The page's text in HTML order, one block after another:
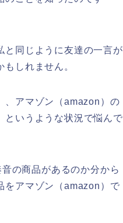
と同じように友達の一言が
しれません。
、アマゾン（amazon）の
というような状況で悩んで
の商品があるのか分から
をアマゾン（amazon）で